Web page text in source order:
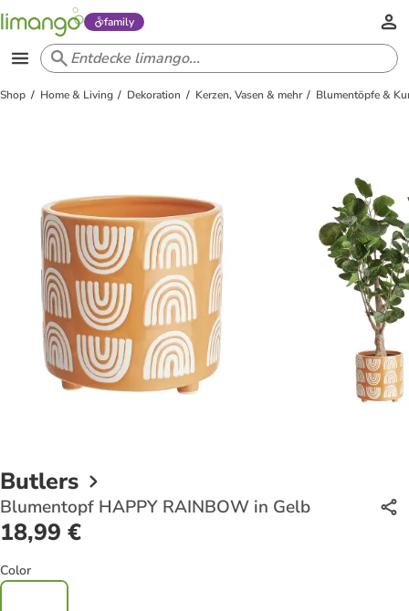
family
Shop Home & Living Dekoration Kerzen, Vasen & mehr Blumentöpfe &
Butlers
Blumentopf HAPPY RAINBOW in Gelb
18,99 €
Color